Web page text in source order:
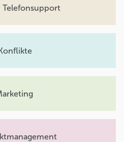
Telefonsupport